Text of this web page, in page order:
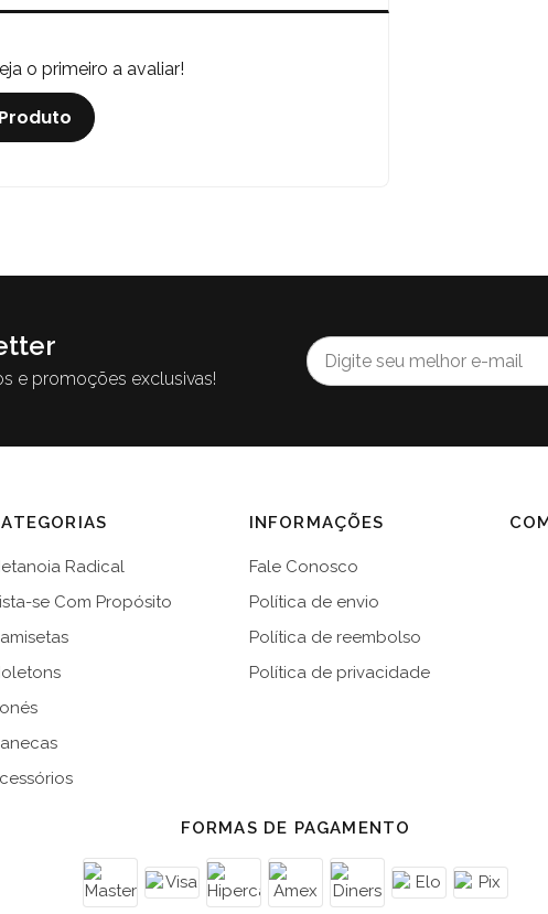
o primeiro a avaliar!
e promoções exclusivas!
Radical
se Com Propósito
INFORMAÇÕES
Fale Conosco
Política de envio
Política de reembolso
Política de privacidade
FORMAS DE PAGAMENTO